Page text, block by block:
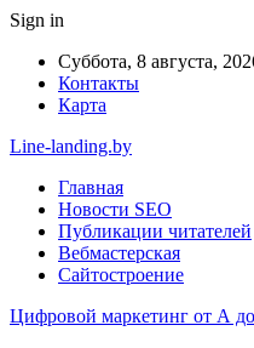
Sign in
Суббота, 8 августа,
Контакты
Карта
Line-landing.by
Главная
Новости SEO
Публикации читателей
Вебмастерская
Сайтостроение
Цифровой маркетинг от А